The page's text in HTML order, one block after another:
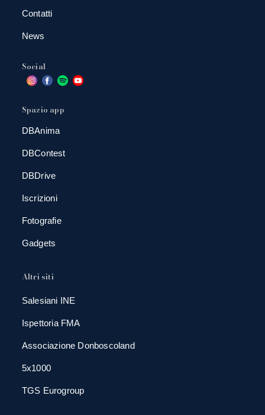
Contatti
News
Social
Spazio app
DBAnima
DBContest
DBDrive
Iscrizioni
Fotografie
Gadgets
Altri siti
Salesiani INE
Ispettoria FMA
Associazione Donboscoland
5x1000
TGS Eurogroup